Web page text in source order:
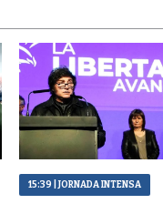
15:39 | JORNADA INTENSA